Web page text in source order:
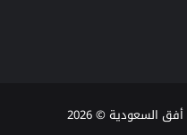
أفق السعودية © 2026